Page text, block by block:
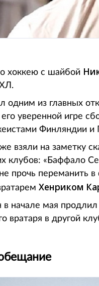
хоккею с шайбой
одним из главных
уверенной игре
Финляндии и
взяли на заметку
клубов: «Баффало
прочь переманить
Хенриком
начале мая
вратаря в другой